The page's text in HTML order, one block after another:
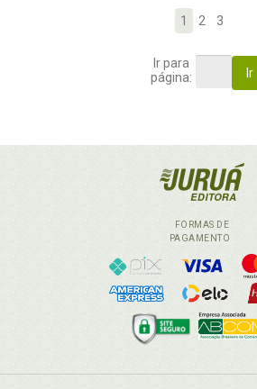
1 2 3
Ir para
página:
Ir
FORMAS DE
PAGAMENTO